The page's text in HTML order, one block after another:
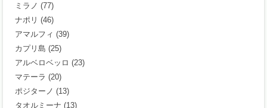
ミラノ (77)
ナポリ (46)
アマルフィ (39)
カプリ島 (25)
アルベロベッロ (23)
マテーラ (20)
ポジターノ (13)
タオルミーナ (13)